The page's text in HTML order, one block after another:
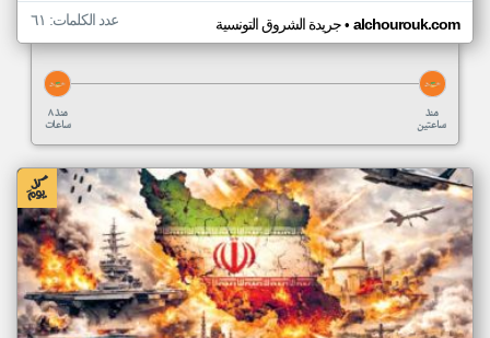
جريدة الشروق التونسية• alchourouk.com عدد الكلمات: ٦١
منذ ٨
ساعات
منذ
ساعتين